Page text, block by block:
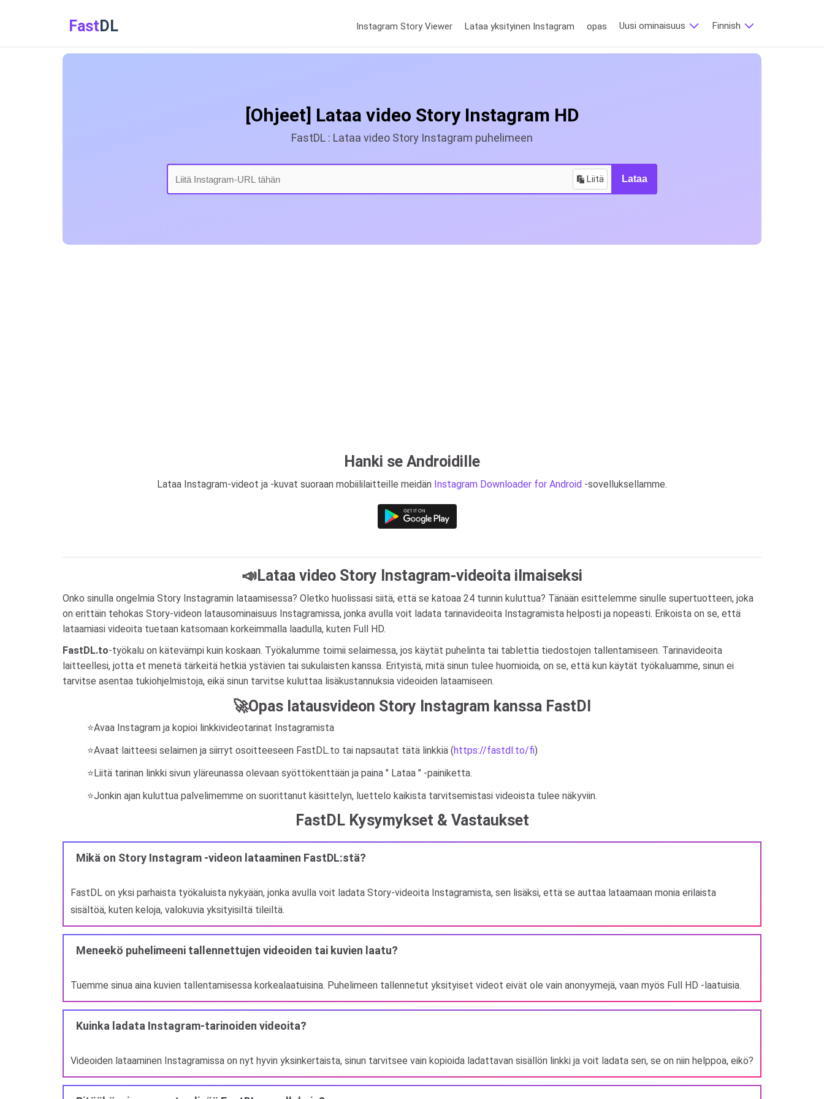
Fast DL Instagram Story Viewer Lataa yksityinen Instagram opas Uusi ominaisuus Finnish
[Ohjeet] Lataa video Story Instagram HD
FastDL : Lataa video Story Instagram puhelimeen
Liitä Lataa
Hanki se Androidille
Lataa Instagram-videot ja -kuvat suoraan mobiililaitteille meidän Instagram Downloader for Android -sovelluksellamme.
📣Lataa video Story Instagram-videoita ilmaiseksi
Onko sinulla ongelmia Story Instagramin lataamisessa? Oletko huolissasi siitä, että se katoaa 24 tunnin kuluttua? Tänään esittelemme sinulle supertuotteen, joka
on erittäin tehokas Story-videon latausominaisuus Instagramissa, jonka avulla voit ladata tarinavideoita Instagramista helposti ja nopeasti. Erikoista on se, että
lataamiasi videoita tuetaan katsomaan korkeimmalla laadulla, kuten Full HD.
FastDL.to-työkalu on kätevämpi kuin koskaan. Työkalumme toimii selaimessa, jos käytät puhelinta tai tablettia tiedostojen tallentamiseen. Tarinavideoita
laitteellesi, jotta et menetä tärkeitä hetkiä ystävien tai sukulaisten kanssa. Erityistä, mitä sinun tulee huomioida, on se, että kun käytät työkaluamme, sinun ei
tarvitse asentaa tukiohjelmistoja, eikä sinun tarvitse kuluttaa lisäkustannuksia videoiden lataamiseen.
🚀Opas latausvideon Story Instagram kanssa FastDl
⭐Avaa Instagram ja kopioi linkkivideotarinat Instagramista
⭐Avaat laitteesi selaimen ja siirryt osoitteeseen FastDL.to tai napsautat tätä linkkiä (https://fastdl.to/fi)
⭐Liitä tarinan linkki sivun yläreunassa olevaan syöttökenttään ja paina " Lataa " -painiketta.
⭐Jonkin ajan kuluttua palvelimemme on suorittanut käsittelyn, luettelo kaikista tarvitsemistasi videoista tulee näkyviin.
FastDL Kysymykset & Vastaukset
Mikä on Story Instagram -videon lataaminen FastDL:stä?
FastDL on yksi parhaista työkaluista nykyään, jonka avulla voit ladata Story-videoita Instagramista, sen lisäksi, että se auttaa lataamaan monia erilaista
sisältöä, kuten keloja, valokuvia yksityisiltä tileiltä.
Meneekö puhelimeeni tallennettujen videoiden tai kuvien laatu?
Tuemme sinua aina kuvien tallentamisessa korkealaatuisina. Puhelimeen tallennetut yksityiset videot eivät ole vain anonyymejä, vaan myös Full HD -laatuisia.
Kuinka ladata Instagram-tarinoiden videoita?
Videoiden lataaminen Instagramissa on nyt hyvin yksinkertaista, sinun tarvitsee vain kopioida ladattavan sisällön linkki ja voit ladata sen, se on niin helppoa, eikö?